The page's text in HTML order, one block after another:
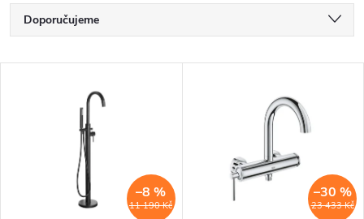
Ř
a
Doporučujeme
Nejprodávanější
11 190 Kč
–8 %
23 433 Kč
–30 %